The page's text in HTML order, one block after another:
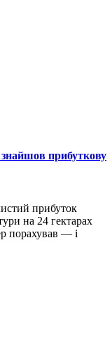
прибуткову
прибуток
на 24 гектарах
порахував — і